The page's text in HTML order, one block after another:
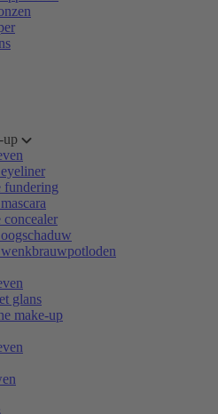
up
fundering
concealer
glans
make-up